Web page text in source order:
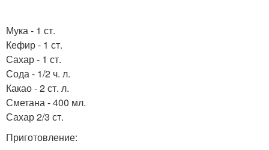
Мука - 1 ст.
Кефир - 1 ст.
Сахар - 1 ст.
Сода - 1/2 ч. л.
Какао - 2 ст. л.
Сметана - 400 мл.
Сахар 2/3 ст.
Приготовление: